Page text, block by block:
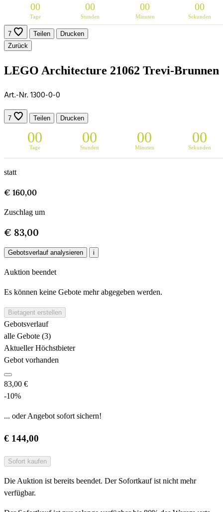
00
Tage
00
Stunden
00
Minuten
00
Sekunden
7 Teilen
Drucken
Zurück
LEGO Architecture 21062 Trevi-Brunnen
Art.-Nr. 1300-0-0
7 Teilen Drucken
00
Tage
00
Stunden
00
Minuten
00
Sekunden
statt
€ 160,00
Zuschlag um
€ 83,00
Gebotsverlauf analysieren i
Auktion beendet
Es können keine Gebote mehr abgegeben werden.
Bietagent erstellen
Gebotsverlauf
alle Gebote (3)
Aktueller Höchstbieter
Gebot vorhanden
83,00 €
-10%
... oder Angebot sofort sichern!
€ 144,00
Sofort kaufen
Die Auktion ist bereits beendet. Der Sofortkauf ist nicht mehr
verfügbar.